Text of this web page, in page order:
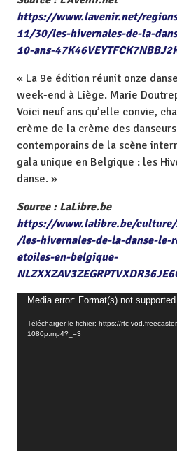
https://www.lavenir.net/
11/30/les-hivernales-de-la-
10-ans-
« La 9e édition réunit onze
week-end à Liège. Marie
Voici neuf ans qu’elle convie,
crème de la crème des
contemporains de la scène
gala unique en Belgique : les
danse. »
Source : LaLibre.be
https://www.lalibre.be/
/les-hivernales-de-la-danse-le-
etoiles-en-belgique-
d
Media error: Format(s) not
Télécharger le fichier: https://rtc-
1080p.mp4?_=3